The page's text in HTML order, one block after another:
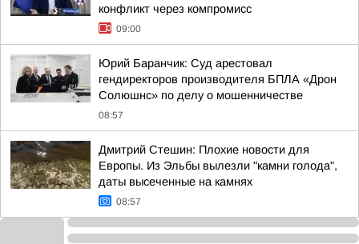
конфликт через компромисс
09:00
Юрий Баранчик: Суд арестовал
гендиректоров производителя БПЛА «Дрон
Солюшнс» по делу о мошенничестве
08:57
Дмитрий Стешин: Плохие новости для
Европы. Из Эльбы вылезли "камни голода",
даты высеченные на камнях
08:57